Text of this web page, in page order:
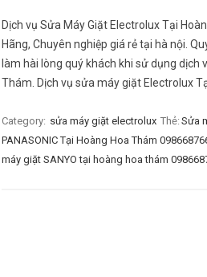
Dịch vụ Sửa Máy Giặt Electrolux Tại
Hãng, Chuyên nghiệp giá rẻ tại hà nội.
làm hài lòng quý khách khi sử dụng dịch
Thám. Dịch vụ sửa máy giặt Electrolux
Category: sửa máy giặt electrolux Thẻ: Sửa
PANASONIC Tại Hoàng Hoa Thám
máy giặt SANYO tại hoàng hoa thám